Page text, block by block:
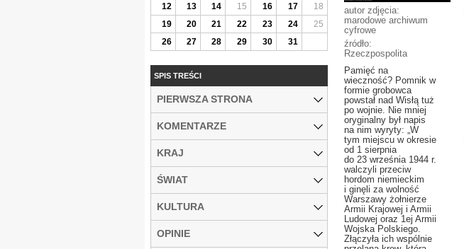
autor zdjęcia:
marodowe archiwum
cyfrowe
źródło:
Rzeczpospolita
Pamięć na
wieczność? Pomnik w
formie grobowca
powstał nad Wisłą tuż
po wojnie. Nie mniej
oryginalny był napis
na nim wyryty: „W
tym miejscu w okresie
od 1 sierpnia
do 23 września 1944 r.
walczyli przeciw
hordom niemieckim
i ginęli za wolność
Warszawy żołnierze
Armii Krajowej i Armii
Ludowej oraz 1ej Armii
Wojska Polskiego.
Złączyła ich wspólnie
12
13 14 15 16 17
18
19
20 21 22 23 24
25
26
27 28 29 30 31
SPIS TREŚCI
PIERWSZA STRONA
KOMENTARZE
KRAJ
ŚWIAT
KULTURA
OPINIE